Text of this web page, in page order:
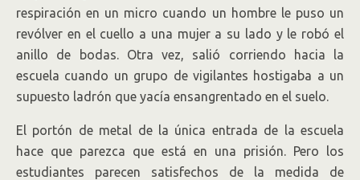
respiración en un micro cuando un hombre le puso un
revólver en el cuello a una mujer a su lado y le robó el
anillo de bodas. Otra vez, salió corriendo hacia la
escuela cuando un grupo de vigilantes hostigaba a un
supuesto ladrón que yacía ensangrentado en el suelo.
El portón de metal de la única entrada de la escuela
hace que parezca que está en una prisión. Pero los
estudiantes parecen satisfechos de la medida de